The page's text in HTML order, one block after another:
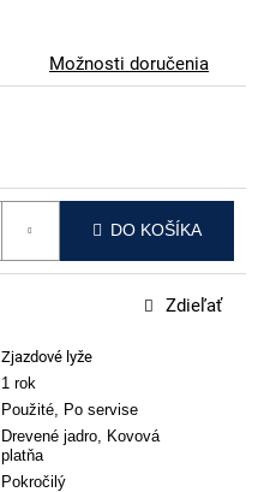
Možnosti doručenia
DO KOŠÍKA
Zjazdové lyže
1 rok
Použité, Po servise
Drevené jadro, Kovová
platňa
Pokročilý
Zdieľať